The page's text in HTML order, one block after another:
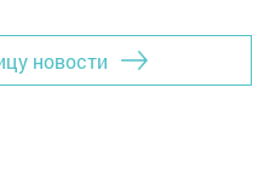
новости